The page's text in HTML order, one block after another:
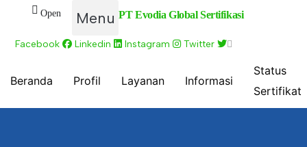
Open Menu PT Evodia Global Sertifikasi
Facebook Linkedin Instagram Twitter
Beranda Profil Layanan Informasi
Status
Sertifikat